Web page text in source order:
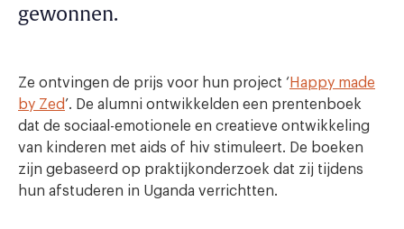
gewonnen.
Ze ontvingen de prijs voor hun project ‘ Happy made
by Zed’. De alumni ontwikkelden een prentenboek
dat de sociaal-emotionele en creatieve ontwikkeling
van kinderen met aids of hiv stimuleert. De boeken
zijn gebaseerd op praktijkonderzoek dat zij tijdens
hun afstuderen in Uganda verrichtten.